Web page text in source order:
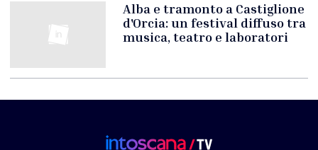
Alba e tramonto a Castiglione
d'Orcia: un festival diffuso tra
musica, teatro e laboratori